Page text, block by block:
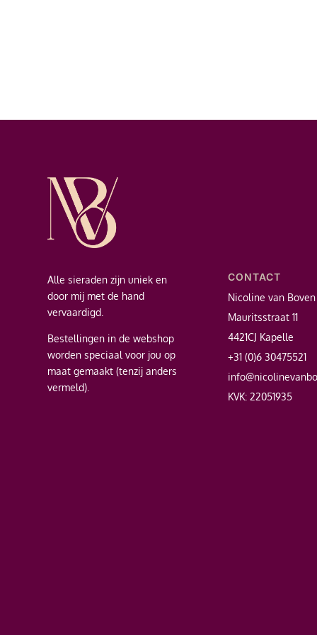
Alle sieraden zijn uniek en
door mij met de hand
vervaardigd.
Bestellingen in de webshop
worden speciaal voor jou op
maat gemaakt (tenzij anders
vermeld).
CONTACT
Nicoline van Boven
Mauritsstraat 11
4421CJ Kapelle
+31 (0)6 30475521
KVK: 22051935